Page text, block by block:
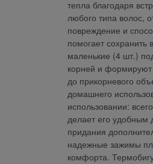
тепла благодаря
любого типа волос,
повреждение и
помогает сохранить
маленькие (4 шт.)
корней и формируют
до прикорневого
домашнего
использовании:
делает его удобным
придания
надежные зажимы
комфорта.